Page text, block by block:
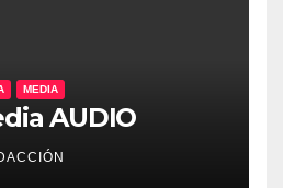
MEDIA
AUDIO